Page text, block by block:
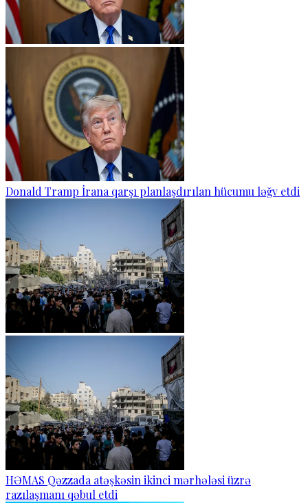
Donald Tramp İrana qarşı planlaşdırılan hücumu ləğv etdi
HƏMAS Qəzzada atəşkəsin ikinci mərhələsi üzrə
razılaşmanı qəbul etdi